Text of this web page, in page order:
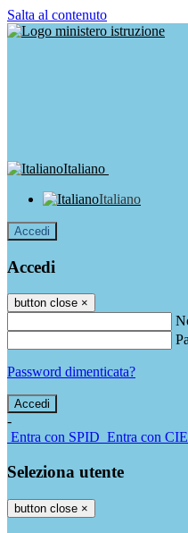
Salta al contenuto
Italiano
Italiano
Accedi
Accedi
button close ×
Password dimenticata?
-
Entra con SPID Entra con CIE
Seleziona utente
button close ×